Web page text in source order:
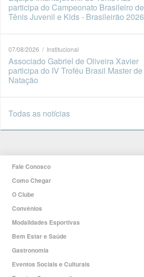
participa do Campeonato Brasileiro de
Tênis Juvenil e Kids - Brasileirão 2026
07/08/2026 / Institucional
Associado Gabriel de Oliveira Xavier
participa do IV Troféu Brasil Master de
Natação
Todas as notícias
Fale Conosco
Como Chegar
O Clube
Convênios
Modalidades Esportivas
Bem Estar e Saúde
Gastronomia
Eventos Sociais e Culturais